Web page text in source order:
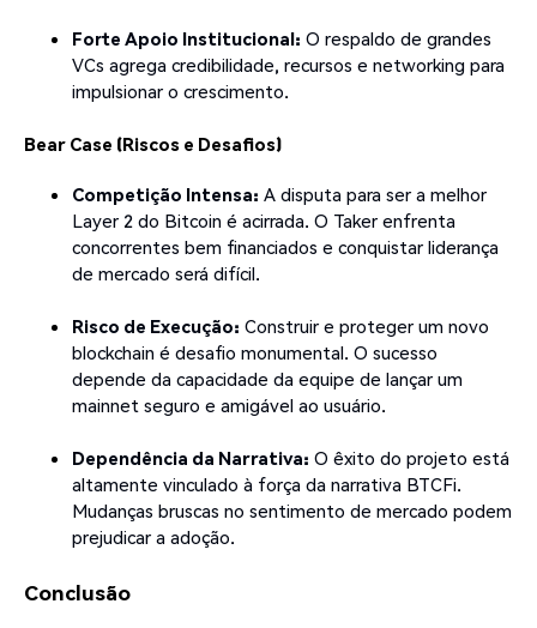
Forte Apoio Institucional: O respaldo de grandes
VCs agrega credibilidade, recursos e networking para
impulsionar o crescimento.
Bear Case (Riscos e Desafios)
Competição Intensa: A disputa para ser a melhor
Layer 2 do Bitcoin é acirrada. O Taker enfrenta
concorrentes bem financiados e conquistar liderança
de mercado será difícil.
Risco de Execução: Construir e proteger um novo
blockchain é desafio monumental. O sucesso
depende da capacidade da equipe de lançar um
mainnet seguro e amigável ao usuário.
Dependência da Narrativa: O êxito do projeto está
altamente vinculado à força da narrativa BTCFi.
Mudanças bruscas no sentimento de mercado podem
prejudicar a adoção.
Conclusão